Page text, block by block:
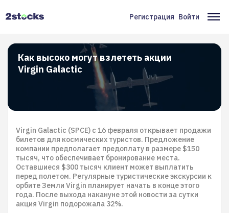
Меню
учётной
записи
пользователя
Регистрация Войти
Как высоко могут взлететь акции
Virgin Galactic
Virgin Galactic (SPCE) с 16 февраля открывает продажи
билетов для космических туристов. Предложение
компании предполагает предоплату в размере $150
тысяч, что обеспечивает бронирование места.
Оставшиеся $300 тысяч клиент может выплатить
перед полетом. Регулярные туристические экскурсии к
орбите Земли Virgin планирует начать в конце этого
года. После выхода накануне этой новости за сутки
акция Virgin подорожала 32%.